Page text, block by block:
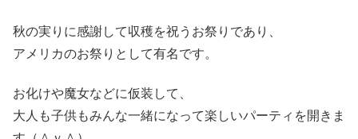
秋の実りに感謝して収穫を祝うお祭りであり、
アメリカのお祭りとして有名です。
お化けや魔女などに仮装して、
大人も子供もみんな一緒になって楽しいパーティを開きま